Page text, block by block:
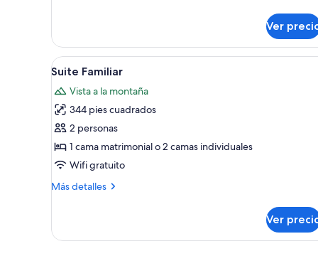
doble
estándar
Ver
Abrir
todas
las
fotos
de
Suite
Familiar
Suite Familiar | Cortinas
3
Suite Familiar
Vista a la montaña
344 pies cuadrados
2 personas
1 cama matrimonial o 2 camas individuales
Wifi gratuito
Más detalles
Más
Familiar
Ver